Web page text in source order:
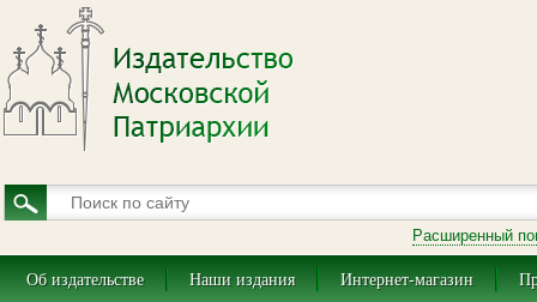
Расширенный
Об издательстве Наши издания Интернет-магазин